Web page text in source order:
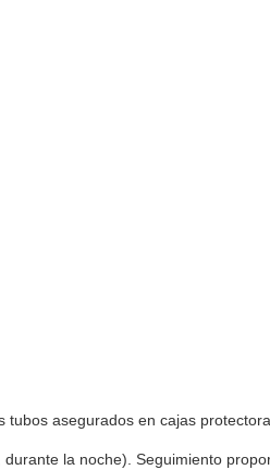
tubos asegurados en cajas
la noche). Seguimiento